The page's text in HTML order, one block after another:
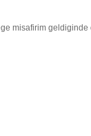
misafirim